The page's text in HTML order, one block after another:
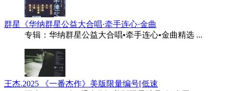
群星《华纳群星公益大合唱·牵手连心·金曲
专辑：华纳群星公益大合唱•牵手连心•金曲精选 ...
王杰.2025 《一番杰作》美版限量编号[低速